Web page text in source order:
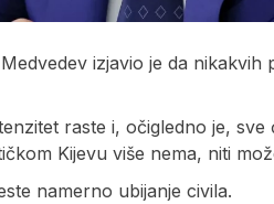
izjavio je da nikakvih
raste i, očigledno je, sve
Kijevu više nema, niti
namerno ubijanje civila.